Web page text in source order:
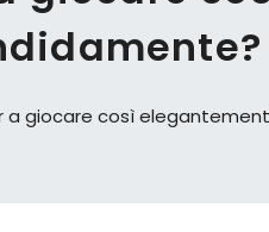
a giocare così